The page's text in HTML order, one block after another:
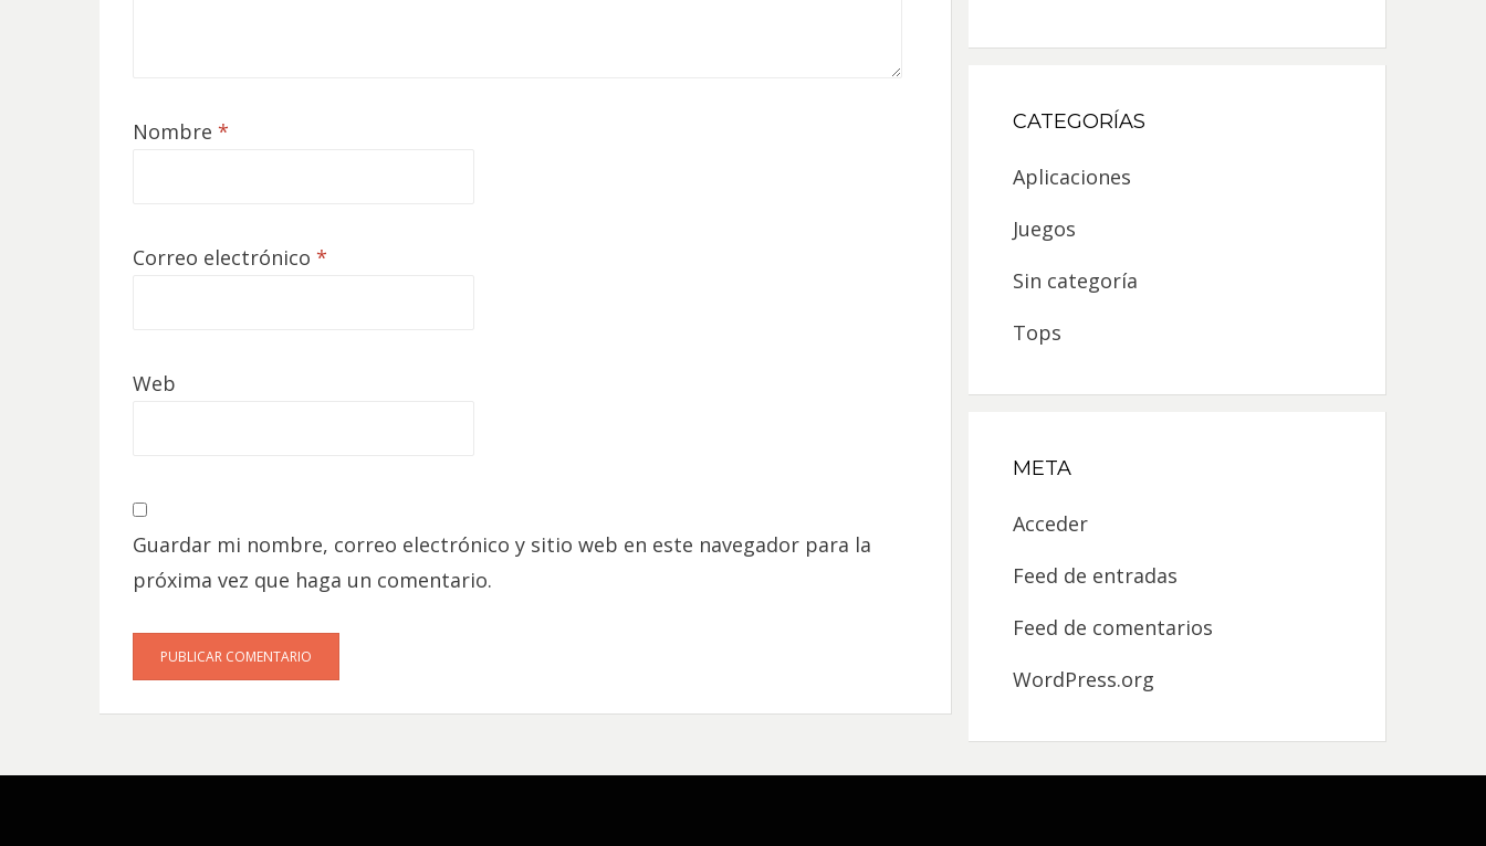
Nombre *
Correo electrónico *
Web
Guardar mi nombre, correo electrónico y sitio web en este navegador para la
próxima vez que haga un comentario.
CATEGORÍAS
Aplicaciones
Juegos
Sin categoría
Tops
META
Acceder
Feed de entradas
Feed de comentarios
WordPress.org